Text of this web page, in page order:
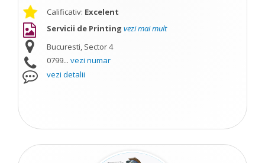
Calificativ: Excelent
Servicii de Printing vezi mai mult
Bucuresti, Sector 4
0799... vezi numar
vezi detalii